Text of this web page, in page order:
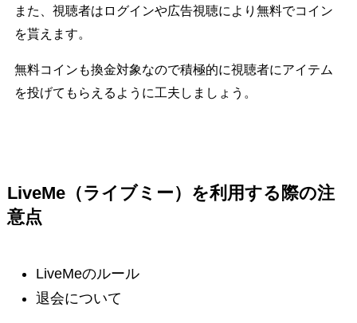
また、視聴者はログインや広告視聴により無料でコイン
を貰えます。
無料コインも換金対象なので積極的に視聴者にアイテム
を投げてもらえるように工夫しましょう。
LiveMe（ライブミー）を利用する際の注
意点
LiveMeのルール
退会について